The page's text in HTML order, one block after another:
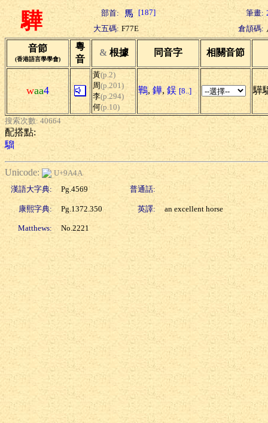
驊 部首: [187] 筆畫:
大五碼: F77E 倉頡碼:
音節
(香港語言學學會)
粵
音
& 根據 同音字 相關音節
waa4
黃(p.2)
周(p.201)
李(p.294)
何(p.10)
鷨, 鏵, 鋘 [8..] 驊
搜索次數: 40664
配搭點:
騮
Unicode:
U+9A4A
漢語大字典:
Pg.4569 普通話:
康熙字典: Pg.1372.350 英譯: an excellent horse
Matthews: No.2221